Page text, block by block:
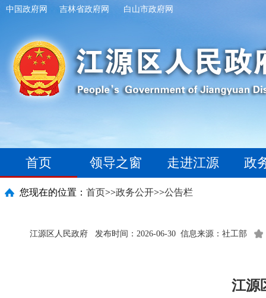
中国政府网 吉林省政府网 白山市政府网
首页 领导之窗 走进江源 政
您现在的位置： 首页>>政务公开>>公告栏
江源区人民政府 发布时间：2026-06-30 信息来源：社工部
江源